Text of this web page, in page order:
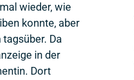
wieder, wie
konnte, aber
Da
in der
Dort